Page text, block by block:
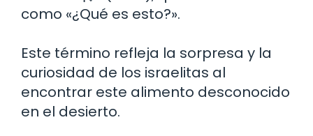
como «¿Qué es esto?».
Este término refleja la sorpresa y la
curiosidad de los israelitas al
encontrar este alimento desconocido
en el desierto.